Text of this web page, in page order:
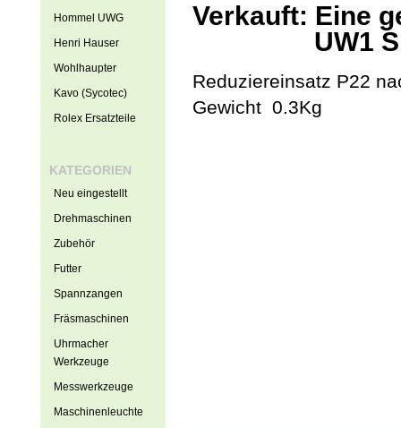
Verkauft: Eine
UW1
Reduziereinsatz P22
Gewicht 0.3Kg
Hommel UWG
Henri Hauser
Wohlhaupter
Kavo (Sycotec)
Rolex Ersatzteile
KATEGORIEN
Neu eingestellt
Drehmaschinen
Zubehör
Futter
Spannzangen
Fräsmaschinen
Uhrmacher
Werkzeuge
Messwerkzeuge
Maschinenleuchte